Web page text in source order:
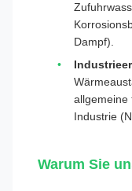
Dampf).
allgemeine
Industrie
Warum Sie